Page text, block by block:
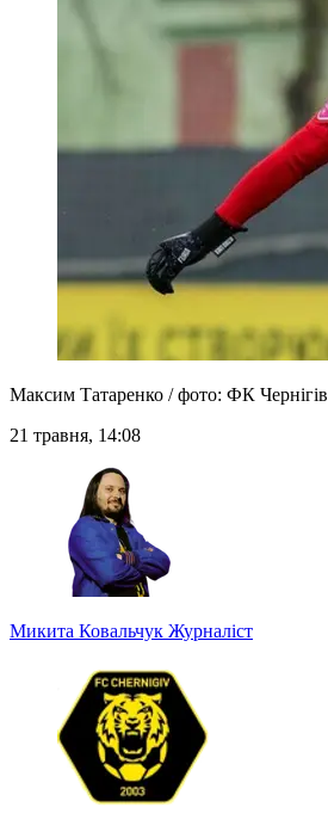
Максим Татаренко / фото: ФК Чернігів
21 травня, 14:08
Микита Ковальчук Журналіст